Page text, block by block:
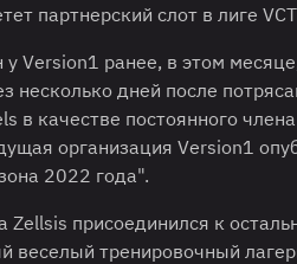
партнерский слот в лиге
Version1 ранее, в этом
несколько дней после
в качестве постоянного
организация Version1
2022 года".
Zellsis присоединился к
веселый тренировочный